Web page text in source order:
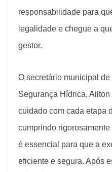
responsabilidade para
legalidade e chegue a
gestor.
O secretário municipal
Segurança Hídrica,
cuidado com cada etapa
cumprindo
é essencial para que a
eficiente e segura. Após